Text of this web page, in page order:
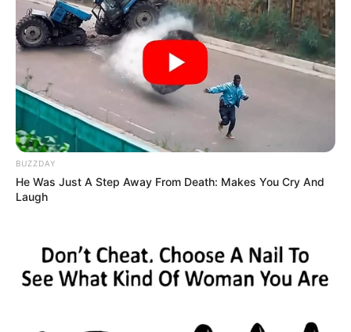
Categories
Eine Rose in eine Tomatenscheibe pflanzen
BUZZDAY
He Was Just A Step Away From Death: Makes You Cry And
Laugh